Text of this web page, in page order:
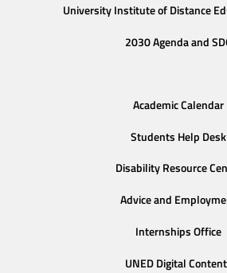
University Institute of Distance
2030 Agenda and
Academic Calendar
Students Help Desk
Disability Resource
Advice and
Internships Office
UNED Digital